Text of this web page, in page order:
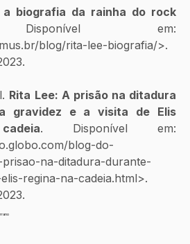
a biografia da rainha do rock
em:
blog/rita-lee-biografia/>.
Rita Lee: A prisão na ditadura
gravidez e a visita de Elis
. Disponível em:
blog-do-
na-ditadura-durante-
regina-na-cadeia.html>.